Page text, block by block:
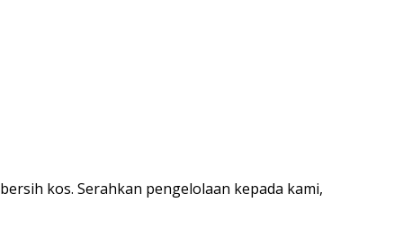
kos. Serahkan pengelolaan kepada kami,